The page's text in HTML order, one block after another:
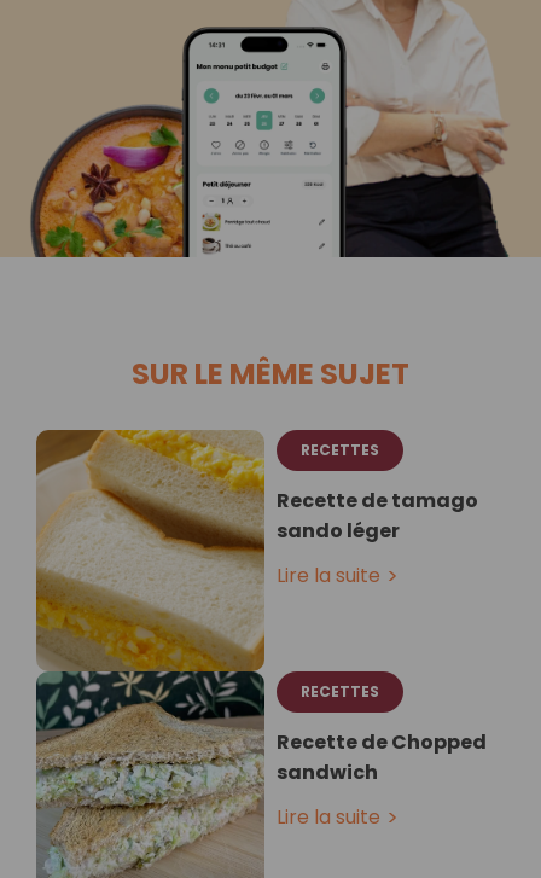
SUR LE MÊME SUJET
RECETTES
Recette de tamago
sando léger
Lire la suite
RECETTES
Recette de Chopped
sandwich
Lire la suite